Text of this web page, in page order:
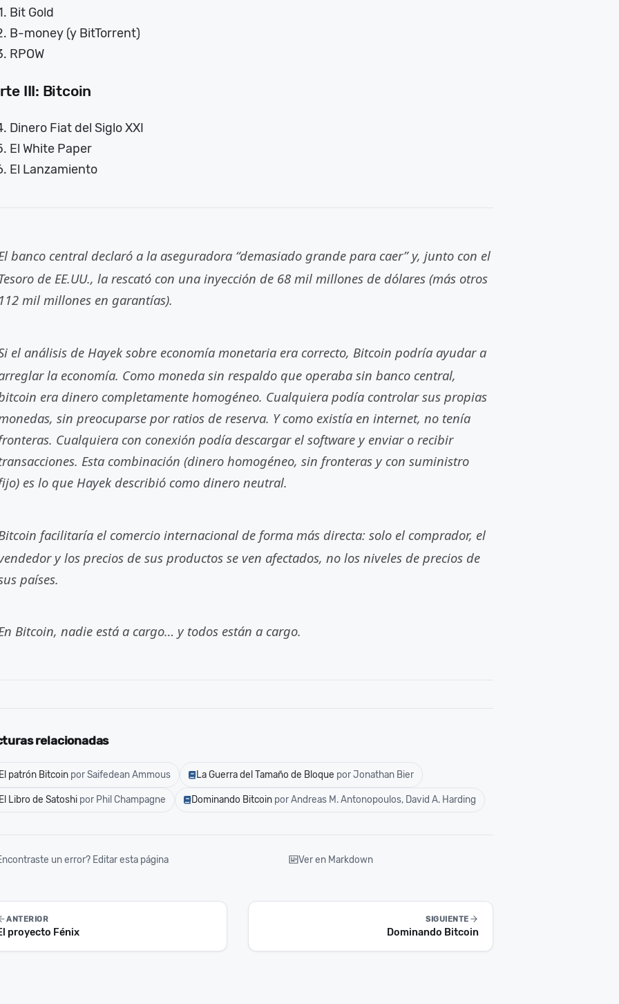
Bit Gold
B-money (y BitTorrent)
RPOW
III: Bitcoin
Dinero Fiat del Siglo XXI
El White Paper
El Lanzamiento
banco central declaró a la aseguradora “demasiado grande para caer” y, junto con el
de EE.UU., la rescató con una inyección de 68 mil millones de dólares (más otros
mil millones en garantías).
el análisis de Hayek sobre economía monetaria era correcto, Bitcoin podría ayudar a
la economía. Como moneda sin respaldo que operaba sin banco central,
era dinero completamente homogéneo. Cualquiera podía controlar sus propias
sin preocuparse por ratios de reserva. Y como existía en internet, no tenía
Cualquiera con conexión podía descargar el software y enviar o recibir
Esta combinación (dinero homogéneo, sin fronteras y con suministro
es lo que Hayek describió como dinero neutral.
facilitaría el comercio internacional de forma más directa: solo el comprador, el
y los precios de sus productos se ven afectados, no los niveles de precios de
países.
Bitcoin, nadie está a cargo… y todos están a cargo.
relacionadas
patrón Bitcoin por Saifedean Ammous La Guerra del Tamaño de Bloque por Jonathan Bier
Libro de Satoshi por Phil Champagne Dominando Bitcoin por Andreas M. Antonopoulos, David A. Harding
un error? Editar esta página Ver en Markdown
ANTERIOR
proyecto Fénix
SIGUIENTE
Dominando Bitcoin